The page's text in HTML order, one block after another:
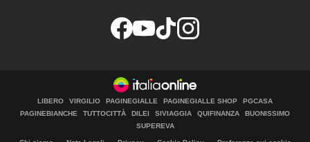
LIBERO VIRGILIO PAGINEGIALLE PAGINEGIALLE SHOP
PGCASA
PAGINEBIANCHE
TUTTOCITTÀ DILEI SIVIAGGIA QUIFINANZA
BUONISSIMO
SUPEREVA